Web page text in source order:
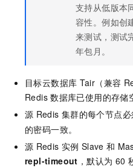
支持从低版本
容性。例如创
来测试，测试
年包月。
目标云数据库 Tair（兼容
Redis 数据库已使用的存储
源 Redis 集群的每个节点
的密码一致。
源 Redis 实例 Slave 和
repl-timeout ，默认为 60